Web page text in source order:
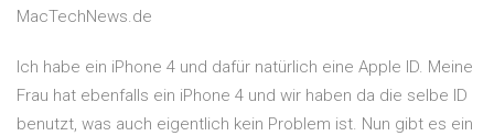
MacTechNews.de
Ich habe ein iPhone 4 und dafür natürlich eine Apple ID. Meine
Frau hat ebenfalls ein iPhone 4 und wir haben da die selbe ID
benutzt, was auch eigentlich kein Problem ist. Nun gibt es ein